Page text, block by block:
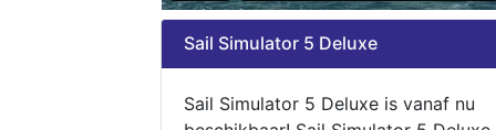
Sail Simulator 5 Deluxe
Sail Simulator 5 Deluxe is vanaf nu